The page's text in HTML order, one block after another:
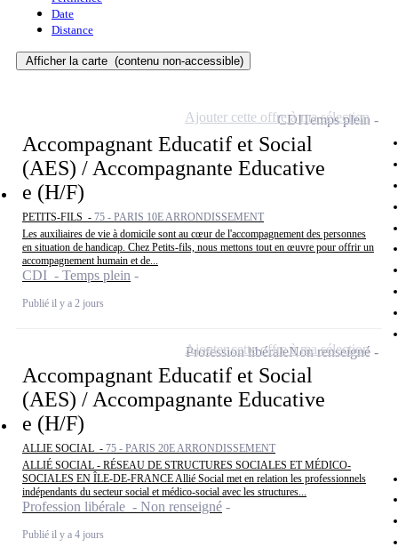
Date
Distance
Afficher la carte (contenu non-accessible)
Accompagnant Educatif et Social
(AES) / Accompagnante Educative
e (H/F)
PETITS-FILS - 75 - PARIS 10E ARRONDISSEMENT
Les auxiliaires de vie à domicile sont au cœur de l'accompagnement des personnes
en situation de handicap. Chez Petits-fils, nous mettons tout en œuvre pour offrir un
accompagnement humain et de...
CDI - Temps plein
Publié il y a 2 jours
CDITemps plein
Ajouter cette offre à ma sélection
Accompagnant Educatif et Social
(AES) / Accompagnante Educative
e (H/F)
ALLIE SOCIAL - 75 - PARIS 20E ARRONDISSEMENT
ALLIÉ SOCIAL - RÉSEAU DE STRUCTURES SOCIALES ET MÉDICO-
SOCIALES EN ÎLE-DE-FRANCE Allié Social met en relation les professionnels
indépendants du secteur social et médico-social avec les structures...
Profession libérale - Non renseigné
Publié il y a 4 jours
Profession libéraleNon renseigné
Ajouter cette offre à ma sélection